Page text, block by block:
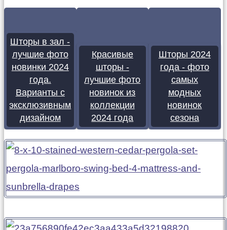
Шторы в зал -
лучшие фото
новинки 2024
года.
Варианты с
эксклюзивным
дизайном
Красивые
шторы -
лучшие фото
новинок из
коллекции
2024 года
Шторы 2024
года - фото
самых
модных
новинок
сезона